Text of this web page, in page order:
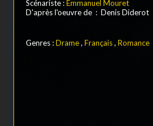
Scénariste :Emmanuel Mouret
D'après l'oeuvre de : Denis Diderot
Genres :Drame, Français, Romance